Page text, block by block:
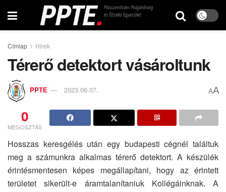
Címlap Hírek
Térerő detektort vásároltunk
PPTE 2023.06.07. AA
0
MEGOSZTÁS
Hosszas keresgélés után egy budapesti cégnél találtuk
meg a számunkra alkalmas térerő detektort. A készülék
érintésmentesen képes megállapítani, hogy az érintett
területet sikerült-e áramtalanítaniuk Kollégáinknak. A